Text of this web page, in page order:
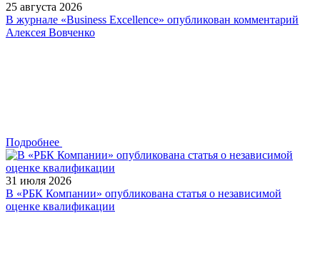
25 августа 2026
В журнале «Business Excellence» опубликован комментарий
Алексея Вовченко
Подробнее
31 июля 2026
В «РБК Компании» опубликована статья о независимой
оценке квалификации